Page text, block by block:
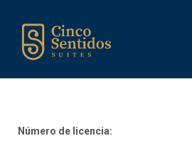
Número de licencia: